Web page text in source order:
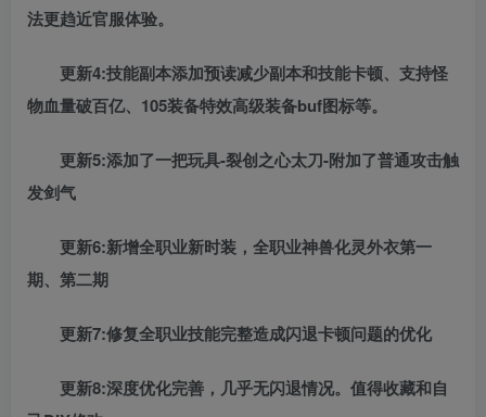
法更趋近官服体验。
更新4:技能副本添加预读减少副本和技能卡顿、支持怪
物血量破百亿、105装备特效高级装备buf图标等。
更新5:添加了一把玩具-裂创之心太刀-附加了普通攻击触
发剑气
更新6:新增全职业新时装，全职业神兽化灵外衣第一
期、第二期
更新7:修复全职业技能完整造成闪退卡顿问题的优化
更新8:深度优化完善，几乎无闪退情况。值得收藏和自